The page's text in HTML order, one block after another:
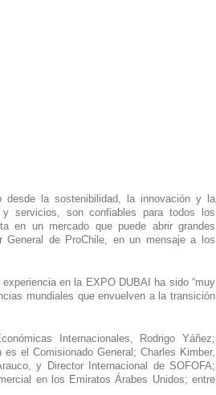
desde la sostenibilidad, la innovación y la
servicios, son confiables para todos los
en un mercado que puede abrir grandes
General de ProChile, en un mensaje a los
en la EXPO DUBAI ha sido “muy
mundiales que envuelven a la transición
Internacionales, Rodrigo Yáñez;
el Comisionado General; Charles Kimber,
y Director Internacional de SOFOFA;
en los Emiratos Árabes Unidos; entre